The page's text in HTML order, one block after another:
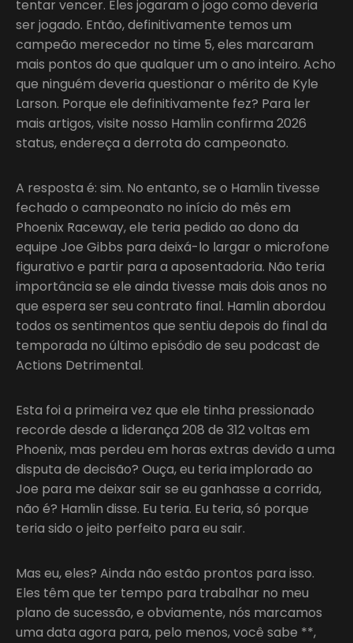
tentar vencer. Eles jogaram o jogo como deveria
ser jogado. Então, definitivamente temos um
campeão merecedor no time 5, eles marcaram
mais pontos do que qualquer um o ano inteiro. Acho
que ninguém deveria questionar o mérito de Kyle
Larson. Porque ele definitivamente fez? Para ler
mais artigos, visite nosso Hamlin confirma 2026
status, endereça a derrota do campeonato.
A resposta é: sim. No entanto, se o Hamlin tivesse
fechado o campeonato no início do mês em
Phoenix Raceway, ele teria pedido ao dono da
equipe Joe Gibbs para deixá-lo largar o microfone
figurativo e partir para a aposentadoria. Não teria
importância se ele ainda tivesse mais dois anos no
que espera ser seu contrato final. Hamlin abordou
todos os sentimentos que sentiu depois do final da
temporada no último episódio de seu podcast de
Actions Detrimental.
Esta foi a primeira vez que ele tinha pressionado
recorde desde a liderança 208 de 312 voltas em
Phoenix, mas perdeu em horas extras devido a uma
disputa de decisão? Ouça, eu teria implorado ao
Joe para me deixar sair se eu ganhasse a corrida,
não é? Hamlin disse. Eu teria. Eu teria, só porque
teria sido o jeito perfeito para eu sair.
Mas eu, eles? Ainda não estão prontos para isso.
Eles têm que ter tempo para trabalhar no meu
plano de sucessão, e obviamente, nós marcamos
uma data agora para, pelo menos, você sabe **,